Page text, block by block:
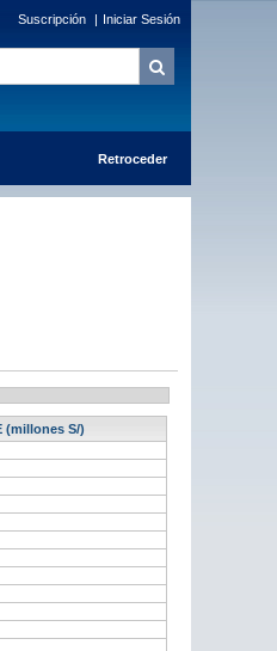
Suscripción | Iniciar Sesión
Retroceder
(millones S/)